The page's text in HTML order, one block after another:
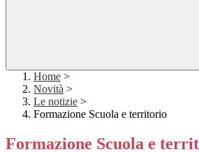
Home >
Novità >
Le notizie >
Formazione Scuola e territorio
Formazione Scuola e